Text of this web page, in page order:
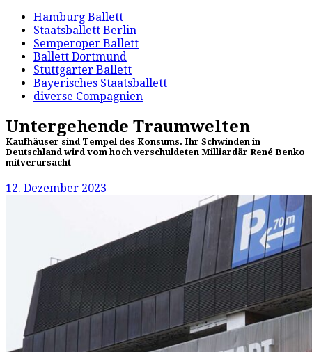
Hamburg Ballett
Staatsballett Berlin
Semperoper Ballett
Ballett Dortmund
Stuttgarter Ballett
Bayerisches Staatsballett
diverse Compagnien
Untergehende Traumwelten
Kaufhäuser sind Tempel des Konsums. Ihr Schwinden in
Deutschland wird vom hoch verschuldeten Milliardär René Benko
mitverursacht
12. Dezember 2023